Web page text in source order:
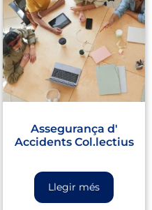
Assegurança d'
Accidents Col.lectius
Llegir més